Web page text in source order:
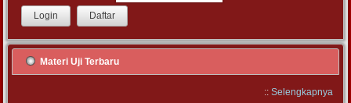
Materi Uji Terbaru
:: Selengkapnya